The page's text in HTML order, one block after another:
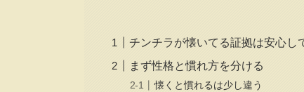
チンチラが懐いてる証拠は安心し
まず性格と慣れ方を分ける
懐くと慣れるは少し違う